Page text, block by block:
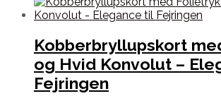
Kobberbryllupskort
og Hvid Konvolut –
Fejringen